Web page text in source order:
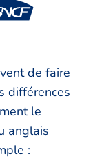
de faire
différences
le
anglais
: